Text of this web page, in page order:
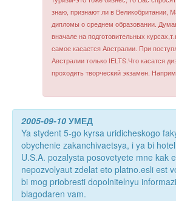
знаю, признают ли в Великобритании,
дипломы о среднем образовании.
вначале на подготовительных
самое касается Австралии. При
Австралии только IELTS.Что касатся
проходить творческий экзамен.
2005-09-10 УМЕД
Ya stydent 5-go kyrsa uridicheskogo
obychenie zakanchivaetsya, i ya bi
U.S.A. pozalysta posovetyete mne kak
nepozvolyaut zdelat eto platno.esli est
bi mog priobresti dopolnitelnyu
blagodaren vam.